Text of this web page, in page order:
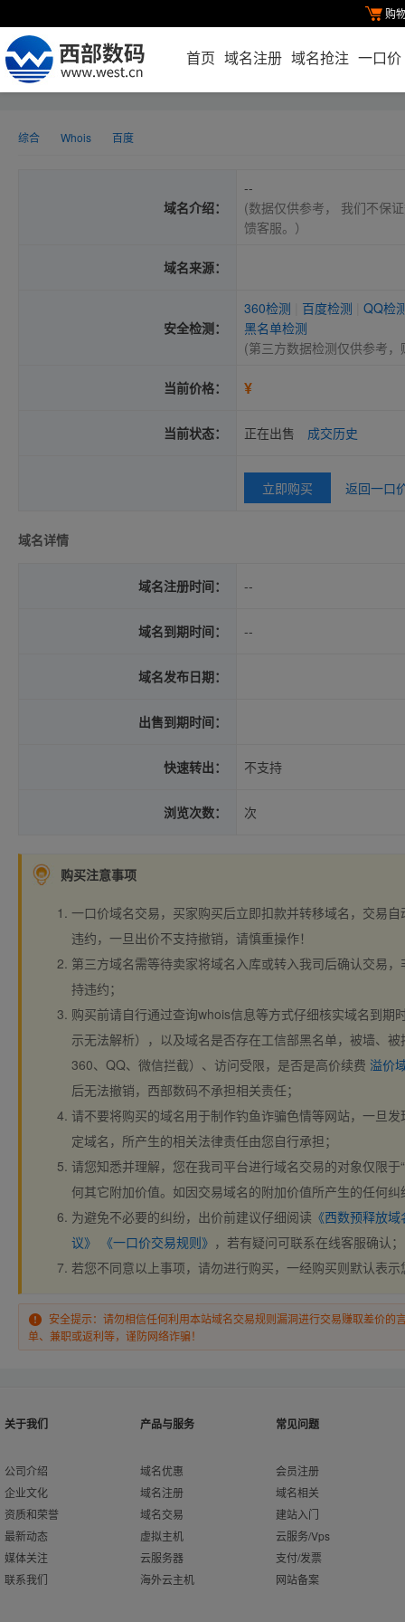
购
首页 域名注册 域名抢注 一口价
综合 Whois 百度
域名介绍：
--
(数据仅供参考， 我们不保
馈客服。）
域名来源：
安全检测：
360检测 百度检测
QQ检
黑名单检测
(第三方数据检测仅供参考
当前价格： ¥
当前状态： 正在出售 成交历史
立即购买 返回一口
域名详情
域名注册时间： --
域名到期时间： --
域名发布日期：
出售到期时间：
快速转出： 不支持
浏览次数： 次
购买注意事项
一口价域名交易，买家购买后立即扣款并转移域名，交易
违约，一旦出价不支持撤销，请慎重操作！
第三方域名需等待卖家将域名入库或转入我司后确认交易
持违约；
购买前请自行通过查询whois信息等方式仔细核实域名到期
示无法解析），以及域名是否存在工信部黑名单，被墙、
360、QQ、微信拦截）、访问受限，是否是高价续费 溢价
后无法撤销，西部数码不承担相关责任；
请不要将购买的域名用于制作钓鱼诈骗色情等网站，一旦
定域名，所产生的相关法律责任由您自行承担；
请您知悉并理解，您在我司平台进行域名交易的对象仅限于
何其它附加价值。如因交易域名的附加价值所产生的任何
为避免不必要的纠纷，出价前建议仔细阅读 《西数预释放
议》
《一口价交易规则》 ，若有疑问可联系在线客服确认；
若您不同意以上事项，请勿进行购买，一经购买则默认表
安全提示：请勿相信任何利用本站域名交易规则漏洞进行交易赚取差价的
单、兼职或返利等，谨防网络诈骗！
关于我们
公司介绍
企业文化
资质和荣誉
最新动态
媒体关注
联系我们
产品与服务
域名优惠
域名注册
域名交易
虚拟主机
云服务器
海外云主机
常见问题
会员注册
域名相关
建站入门
云服务/Vps
支付/发票
网站备案